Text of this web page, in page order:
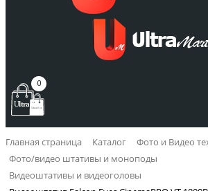
0
Главная страница Каталог
Фото и Видео
Фото/видео штативы и моноподы
Видеоштативы и видеоголовы